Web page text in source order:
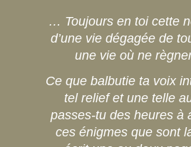
… Toujours en toi cette
d’une vie dégagée de
une vie où ne
Ce que balbutie ta voix
tel relief et une telle
passes-tu des heures à
ces énigmes que sont